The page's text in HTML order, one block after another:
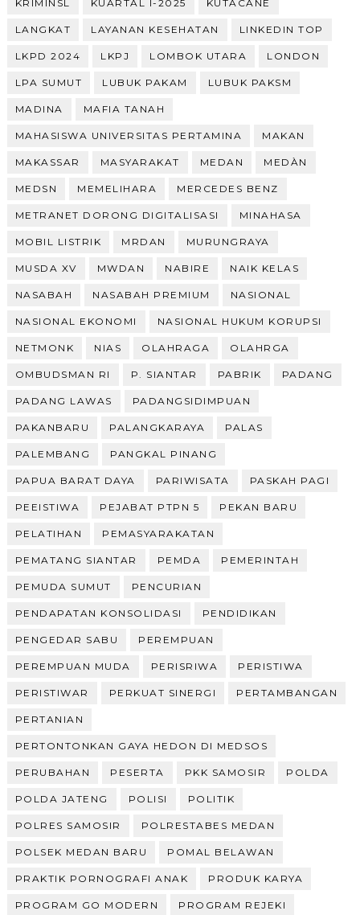
KRIMINSL KUARTAL I-2025 KUTACANE
LANGKAT LAYANAN KESEHATAN LINKEDIN TOP
LKPD 2024 LKPJ LOMBOK UTARA LONDON
LPA SUMUT LUBUK PAKAM LUBUK PAKSM
MADINA MAFIA TANAH
MAHASISWA UNIVERSITAS PERTAMINA MAKAN
MAKASSAR MASYARAKAT MEDAN MEDÀN
MEDSN MEMELIHARA MERCEDES BENZ
METRANET DORONG DIGITALISASI MINAHASA
MOBIL LISTRIK MRDAN MURUNGRAYA
MUSDA XV MWDAN NABIRE NAIK KELAS
NASABAH NASABAH PREMIUM NASIONAL
NASIONAL EKONOMI NASIONAL HUKUM KORUPSI
NETMONK NIAS OLAHRAGA OLAHRGA
OMBUDSMAN RI P. SIANTAR PABRIK PADANG
PADANG LAWAS PADANGSIDIMPUAN
PAKANBARU PALANGKARAYA PALAS
PALEMBANG PANGKAL PINANG
PAPUA BARAT DAYA PARIWISATA PASKAH PAGI
PEEISTIWA PEJABAT PTPN 5 PEKAN BARU
PELATIHAN PEMASYARAKATAN
PEMATANG SIANTAR PEMDA PEMERINTAH
PEMUDA SUMUT PENCURIAN
PENDAPATAN KONSOLIDASI PENDIDIKAN
PENGEDAR SABU PEREMPUAN
PEREMPUAN MUDA PERISRIWA PERISTIWA
PERISTIWAR PERKUAT SINERGI PERTAMBANGAN
PERTANIAN
PERTONTONKAN GAYA HEDON DI MEDSOS
PERUBAHAN PESERTA PKK SAMOSIR POLDA
POLDA JATENG POLISI POLITIK
POLRES SAMOSIR POLRESTABES MEDAN
POLSEK MEDAN BARU POMAL BELAWAN
PRAKTIK PORNOGRAFI ANAK PRODUK KARYA
PROGRAM GO MODERN PROGRAM REJEKI